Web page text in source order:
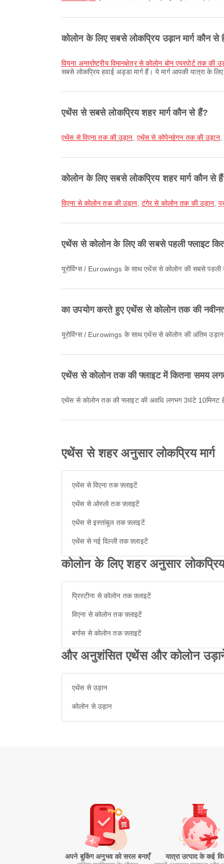
कोलोन के लिए सबसे लोकप्रिय उड़ान मार्ग कौन से
वियना अन्तर्राष्ट्रीय विमानक्षेत्र से कोलोन बोन एयरपोर्ट तक की
सबसे लोकप्रिय हवाई अड्डा मार्ग हैं। ये मार्ग आपकी यात्रा के
एथेंस से सबसे लोकप्रिय शहर मार्ग कौन से हैं?
एथेंस से विएना तक की उड़ान एथेंस से कोपेनहेगन तक की उड़ान,
कोलोन के लिए सबसे लोकप्रिय शहर मार्ग कौन से
विएना से कोलोन तक की उड़ान टंगेर से कोलोन तक की उड़ान
एथेंस से कोलोन के लिए की सबसे पहली फ्लाइट
यूरोविंग्स / Eurowings के साथ एथेंस से कोलोन की सबसे
का उपयोग करते हुए एथेंस से कोलोन तक की
यूरोविंग्स / Eurowings के साथ एथेंस से कोलोन की अंतिम
एथेंस से कोलोन तक की फ्लाइट में कितना समय
एथेंस से कोलोन तक की फ्लाइट की अवधि लगभग 3घंटे 10मिनट
एथेंस से शहर अनुसार लोकप्रिय मार्ग
एथेंस से विएना तक फ़्लाइटें
एथेंस से ओस्लो तक फ़्लाइटें
एथेंस से इस्तांबुल तक फ़्लाइटें
एथेंस से नई दिल्ली तक फ़्लाइटें
कोलोन के लिए शहर अनुसार लोकप्रिय
प्रिस्टीना से कोलोन तक फ़्लाइटें
विएना से कोलोन तक फ़्लाइटें
बर्गास से कोलोन तक फ़्लाइटें
और अनुशंसित एथेंस और कोलोन
एथेंस से उड़ान
कोलोन से उड़ान
अपने बुकिंग अनुभव को सरल बनाएँ
यात्रा उत्पाद के कई